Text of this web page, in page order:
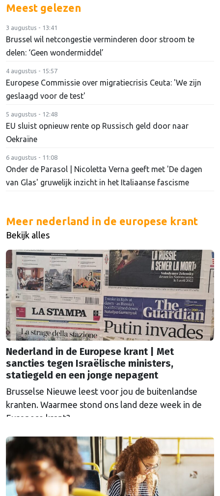
Meest gelezen
3 augustus - 13:41
Brussel wil netcongestie verminderen door stroom te
delen: ‘Geen wondermiddel’
4 augustus - 15:57
Europese Commissie over migratiecrisis Ceuta: 'We zijn
geslaagd voor de test'
5 augustus - 12:48
EU sluist opnieuw rente op Russisch geld door naar
Oekraïne
6 augustus - 11:08
Onder de Parasol | Nicoletta Verna geeft met 'De dagen
van Glas' gruwelijk inzicht in het Italiaanse fascisme
Meer nederland in de europese krant
Bekijk alles
Nederland in de Europese krant | Met
sancties tegen Israëlische ministers,
statiegeld en een jonge nepagent
Brusselse Nieuwe leest voor jou de buitenlandse
kranten. Waarmee stond ons land deze week in de
Europese krant?